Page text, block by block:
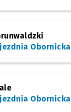
Obornicka
Obornicka